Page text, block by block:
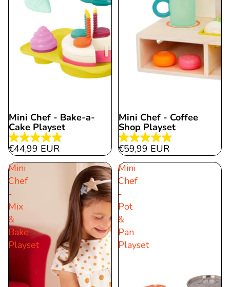
Mini Chef - Bake-a-
Cake Playset
4.9
von
Bewertungen
€44,99 EUR
Mini Chef - Coffee
Shop Playset
4.9
von
€59,99 EUR
Mini
Chef
-
Mix
&
Bake
Playset
Mini
Chef
-
Pot
&
Pan
Playset